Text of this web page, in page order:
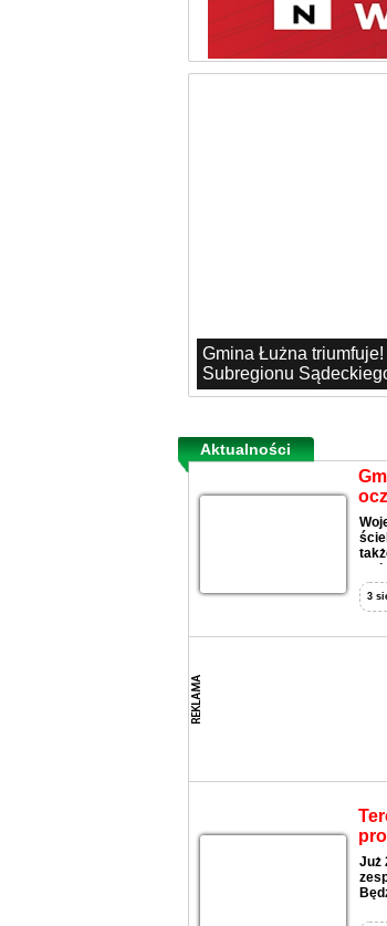
Gmina Łużna
Subregionu
Aktualności
3
Już